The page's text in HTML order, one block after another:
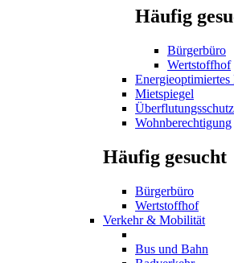
Häufig
Bürgerbüro
Wertstoffhof
Energieoptimiertes
Mietspiegel
Überflutungsschutz
Wohnberechtigung
Häufig gesucht
Bürgerbüro
Wertstoffhof
Verkehr & Mobilität
Bus und Bahn